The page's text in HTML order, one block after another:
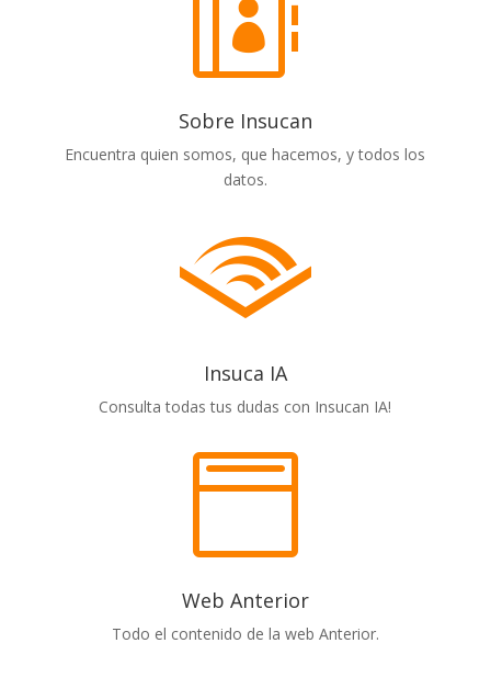

Sobre Insucan
Encuentra quien somos, que hacemos, y todos los
datos.

Insuca IA
Consulta todas tus dudas con Insucan IA!

Web Anterior
Todo el contenido de la web Anterior.